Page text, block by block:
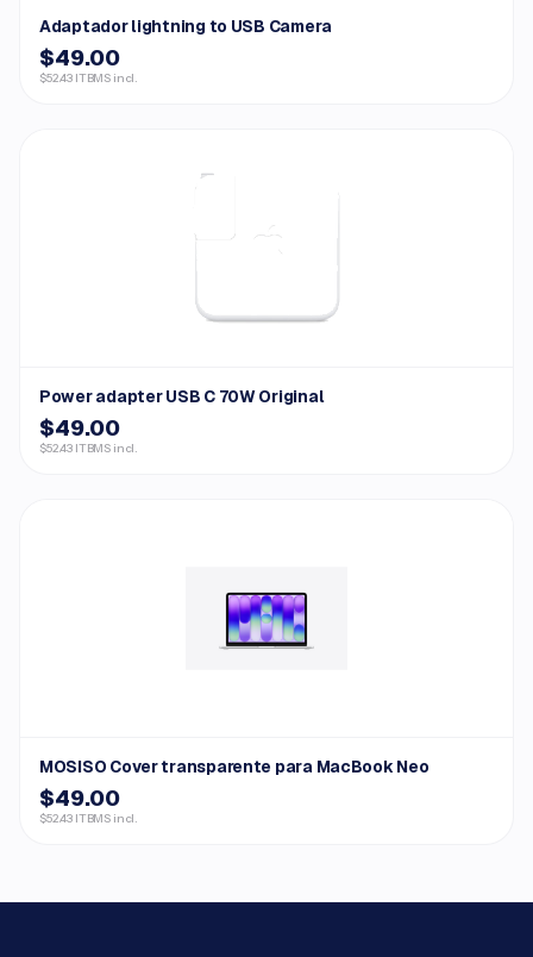
Adaptador lightning to USB Camera
$49.00
$52.43 ITBMS incl.
Power adapter USB C 70W Original
$49.00
$52.43 ITBMS incl.
MOSISO Cover transparente para MacBook Neo
$49.00
$52.43 ITBMS incl.